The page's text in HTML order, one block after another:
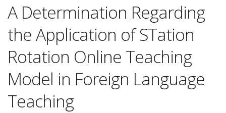
A Determination Regarding
the Application of STation
Rotation Online Teaching
Model in Foreign Language
Teaching